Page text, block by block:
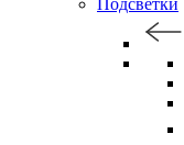
Подсветки